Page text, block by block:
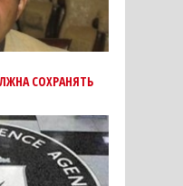
СОХРАНЯТЬ